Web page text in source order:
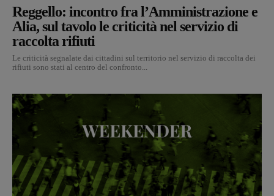
Reggello: incontro fra l’Amministrazione e
Alia, sul tavolo le criticità nel servizio di
raccolta rifiuti
Le criticità segnalate dai cittadini sul territorio nel servizio di raccolta dei
rifiuti sono stati al centro del confronto...